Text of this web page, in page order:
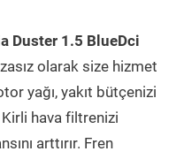
Duster 1.5 BlueDci
olarak size hizmet
yağı, yakıt bütçenizi
Kirli hava filtrenizi
arttırır. Fren